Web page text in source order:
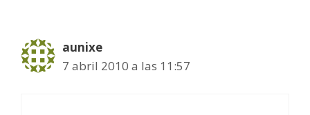
aunixe
7 abril 2010 a las 11:57